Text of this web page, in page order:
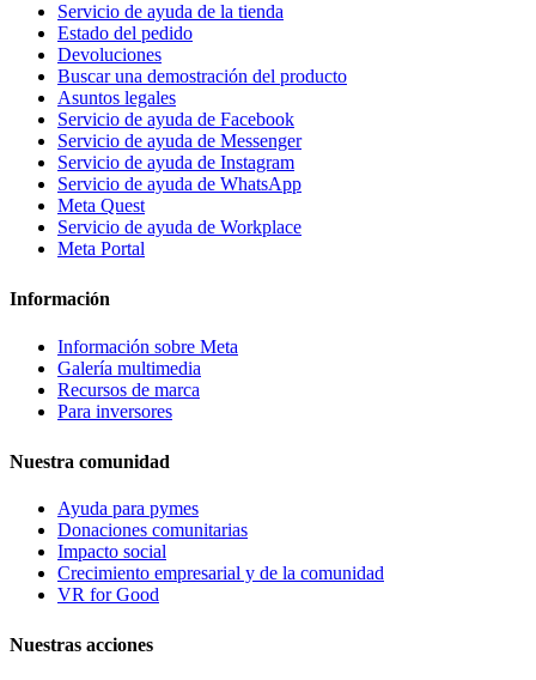
Servicio de ayuda de la tienda
Estado del pedido
Devoluciones
Buscar una demostración del producto
Asuntos legales
Servicio de ayuda de Facebook
Servicio de ayuda de Messenger
Servicio de ayuda de Instagram
Servicio de ayuda de WhatsApp
Meta Quest
Servicio de ayuda de Workplace
Meta Portal
Información
Información sobre Meta
Galería multimedia
Recursos de marca
Para inversores
Nuestra comunidad
Ayuda para pymes
Donaciones comunitarias
Impacto social
Crecimiento empresarial y de la comunidad
VR for Good
Nuestras acciones